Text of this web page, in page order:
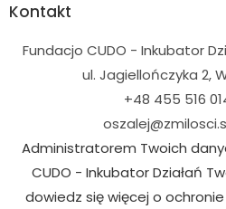
Kontakt
Fundacjo CUDO - Inkubator
ul. Jagiellończyka 2,
+48 455 516
Administratorem Twoich
CUDO - Inkubator Działań
dowiedz się więcej o